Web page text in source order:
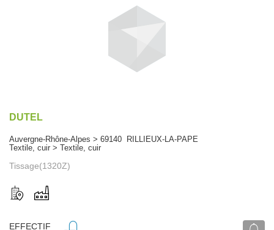
DUTEL
Auvergne-Rhône-Alpes > 69140 RILLIEUX-LA-PAPE
Textile, cuir > Textile, cuir
Tissage(1320Z)
EFFECTIF